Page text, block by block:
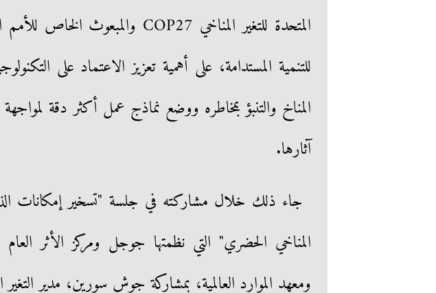
للتنمية المستدامة، على أهمية تعزيز الاعتماد على
المناخ والتنبؤ بمخاطره ووضع نماذج عمل أكثر دقة
آثارها.
جاء ذلك خلال مشاركته في جلسة "تسخير إمكانات
المناخي الحضري" التي نظمتها جوجل ومركز الأثر
ومعهد الموارد العالمية، بمشاركة جوش سورين، مدير التغير